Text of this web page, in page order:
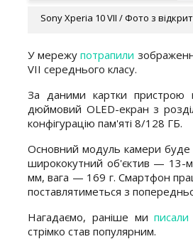
Sony Xperia 10 VII / Фото з
У мережупотрапили
VII середнього класу.
За даними картки пристрою
дюймовий OLED-екран з
конфігурацію пам'яті 8/128 ГБ.
Основний модуль камери буде
ширококутний об'єктив — 13-
мм, вага — 169 г. Смартфон
поставлятиметься з
Нагадаємо, раніше миписали
стрімко став популярним.